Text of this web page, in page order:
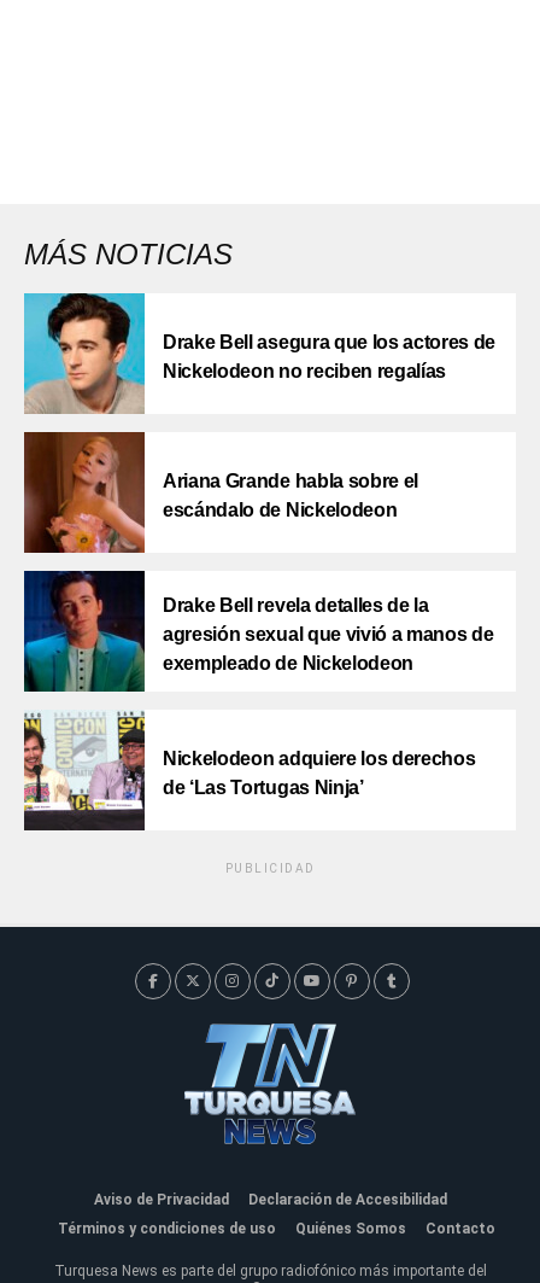
MÁS NOTICIAS
Drake Bell asegura que los actores de
Nickelodeon no reciben regalías
Ariana Grande habla sobre el
escándalo de Nickelodeon
Drake Bell revela detalles de la
agresión sexual que vivió a manos de
exempleado de Nickelodeon
Nickelodeon adquiere los derechos
de ‘Las Tortugas Ninja’
PUBLICIDAD
Aviso de Privacidad
Declaración de Accesibilidad
Términos y condiciones de uso
Quiénes Somos Contacto
Turquesa News es parte del grupo radiofónico más importante del